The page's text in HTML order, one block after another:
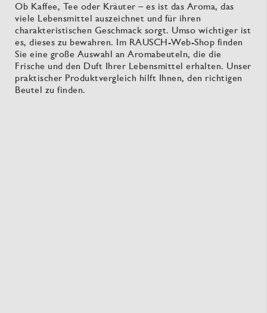
Ob Kaffee, Tee oder Kräuter – es ist das Aroma, das
viele Lebensmittel auszeichnet und für ihren
charakteristischen Geschmack sorgt. Umso wichtiger ist
es, dieses zu bewahren. Im RAUSCH-Web-Shop finden
Sie eine große Auswahl an Aromabeuteln, die die
Frische und den Duft Ihrer Lebensmittel erhalten. Unser
praktischer Produktvergleich hilft Ihnen, den richtigen
Beutel zu finden.